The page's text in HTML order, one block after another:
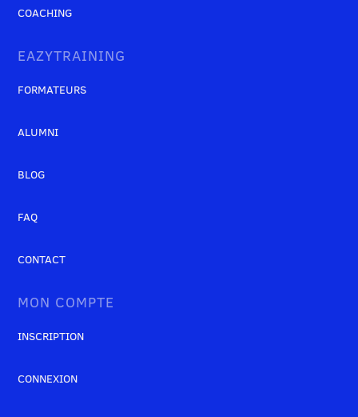
COACHING
EAZYTRAINING
FORMATEURS
ALUMNI
BLOG
FAQ
CONTACT
MON COMPTE
INSCRIPTION
CONNEXION